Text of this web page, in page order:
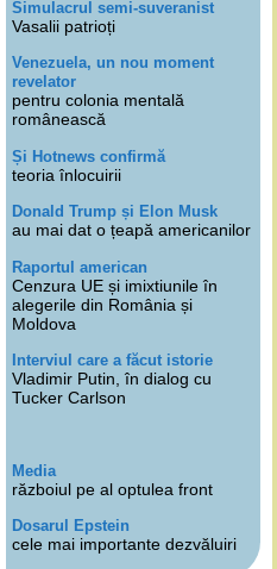
Simulacrul semi-suveranist
Vasalii patrioți
Venezuela, un nou moment
revelator
pentru colonia mentală
românească
Și Hotnews confirmă
teoria înlocuirii
Donald Trump și Elon Musk
au mai dat o țeapă americanilor
Raportul american
Cenzura UE și imixtiunile în
alegerile din România și
Moldova
Interviul care a făcut istorie
Vladimir Putin, în dialog cu
Tucker Carlson
Media
războiul pe al optulea front
Dosarul Epstein
cele mai importante dezvăluiri